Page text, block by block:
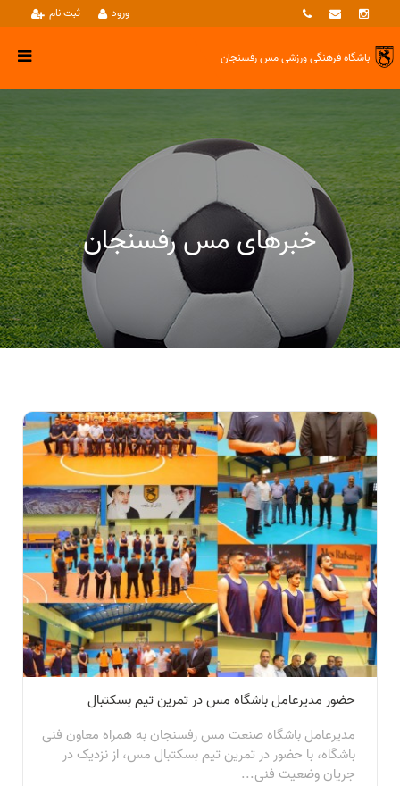
ثبت نام ورود
باشگاه فرهنگی ورزشیمس رفسنجان
خبرهای مس رفسنجان
خبرها بسکتبال
حضور مدیرعامل باشگاه مس در تمرین تیم بسکتبال
مدیرعامل باشگاه صنعت مس رفسنجان به همراه معاون فنی
باشگاه، با حضور در تمرین تیم بسکتبال مس، از نزدیک در
جریان وضعیت فنی...